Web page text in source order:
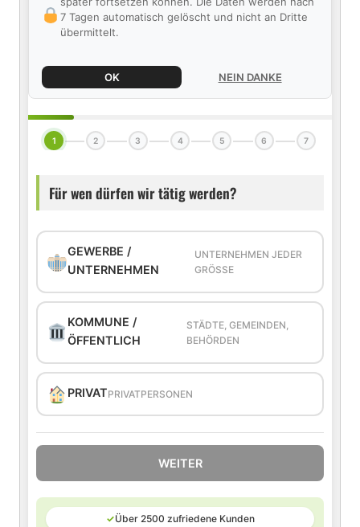
7 Tagen automatisch gelöscht und nicht an Dritte
übermittelt.
OK NEIN DANKE
1 2 3 4 5 6 7
Für wen dürfen wir tätig werden?
GEWERBE /
UNTERNEHMEN
UNTERNEHMEN JEDER
GRÖSSE
KOMMUNE /
ÖFFENTLICH
STÄDTE, GEMEINDEN,
BEHÖRDEN
PRIVATPRIVATPERSONEN
WEITER
✓Über 2500 zufriedene Kunden